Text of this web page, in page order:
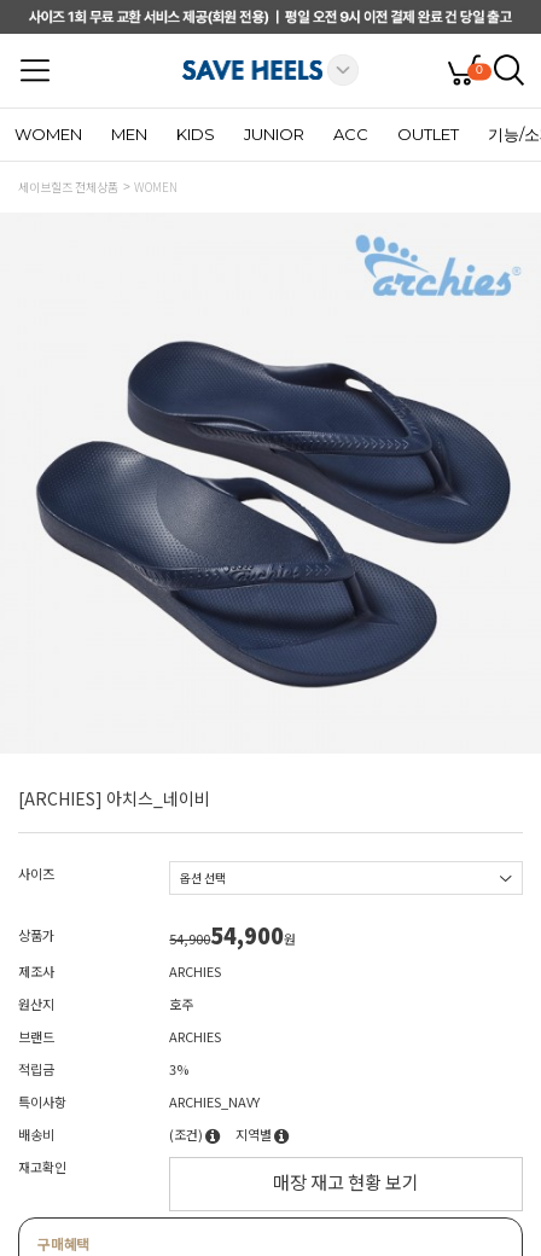
0
WOMEN MEN KIDS JUNIOR ACC OUTLET 기능/
세이브힐즈 전체상품 WOMEN
[ARCHIES] 아치스_네이비
사이즈
상품가 54,90054,900원
제조사
ARCHIES
원산지
호주
브랜드
ARCHIES
적립금
3%
특이사항
ARCHIES_NAVY
배송비
(조건)
지역별
재고확인
매장 재고 현황 보기
구매혜택